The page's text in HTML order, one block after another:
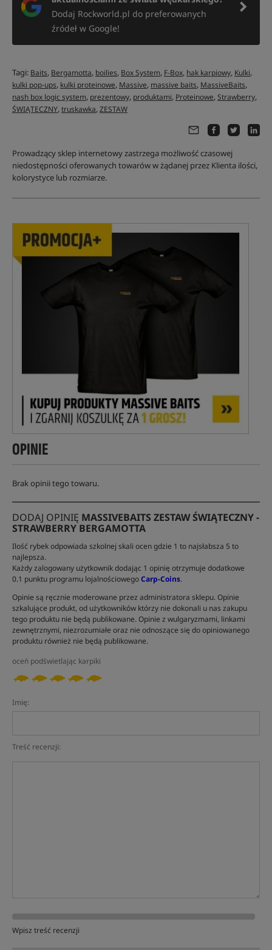
Dodaj Rockworld.pl do preferowanych
źródeł w Google!
Tagi: Baits, Bergamotta, boilies, Box System, F-Box, hak karpiowy, Kulki,
kulki pop-ups, kulki proteinowe, Massive, massive baits, MassiveBaits,
nash box logic system, prezentowy, produktami, Proteinowe,Strawberry,
ŚWIĄTECZNY,truskawka,ZESTAW
Prowadzący sklep internetowy zastrzega możliwość czasowej
niedostępności oferowanych towarów w żądanej przez Klienta ilości,
kolorystyce lub rozmiarze.
OPINIE
Brak opinii tego towaru.
DODAJ OPINIĘ MASSIVEBAITS ZESTAW ŚWIĄTECZNY -
STRAWBERRY BERGAMOTTA
Ilość rybek odpowiada szkolnej skali ocen gdzie 1 to najsłabsza 5 to
najlepsza.
Każdy zalogowany użytkownik dodając 1 opinię otrzymuje dodatkowe
0.1 punktu programu lojalnościowegoCarp-Coins.
Opinie są ręcznie moderowane przez administratora sklepu. Opinie
szkalujące produkt, od użytkowników którzy nie dokonali u nas zakupu
tego produktu nie będą publikowane. Opinie z wulgaryzmami, linkami
zewnętrznymi, niezrozumiałe oraz nie odnoszące się do opiniowanego
produktu również nie będą publikowane.
oceń podświetlając karpiki
Imię:
Treść recenzji:
Wpisz treść recenzji